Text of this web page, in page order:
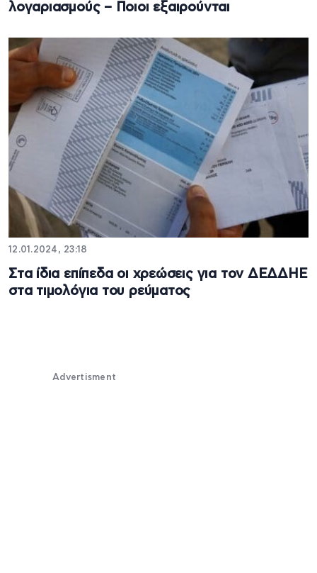
λογαριασμούς – Ποιοι εξαιρούνται
12.01.2024, 23:18
Στα ίδια επίπεδα οι χρεώσεις για τον ΔΕΔΔΗΕ
στα τιμολόγια του ρεύματος
Advertisment